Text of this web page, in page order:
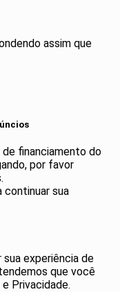
assim que
financiamento do
por favor
continuar sua
experiência de
que você
Privacidade.